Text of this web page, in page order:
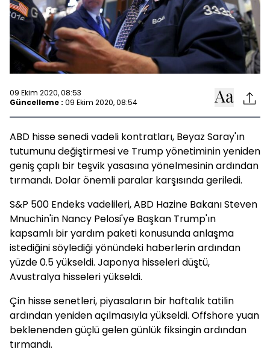
09 Ekim 2020, 08:53
Güncelleme : 09 Ekim 2020, 08:54
ABD hisse senedi vadeli kontratları, Beyaz Saray'ın
tutumunu değiştirmesi ve Trump yönetiminin yeniden
geniş çaplı bir teşvik yasasına yönelmesinin ardından
tırmandı. Dolar önemli paralar karşısında geriledi.
S&P 500 Endeks vadelileri, ABD Hazine Bakanı Steven
Mnuchin'in Nancy Pelosi'ye Başkan Trump'ın
kapsamlı bir yardım paketi konusunda anlaşma
istediğini söylediği yönündeki haberlerin ardından
yüzde 0.5 yükseldi. Japonya hisseleri düştü,
Avustralya hisseleri yükseldi.
Çin hisse senetleri, piyasaların bir haftalık tatilin
ardından yeniden açılmasıyla yükseldi. Offshore yuan
beklenenden güçlü gelen günlük fiksingin ardından
tırmandı.